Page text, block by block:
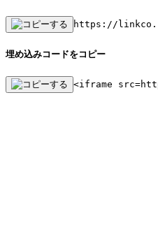
https://
埋め込みコードをコピー
<iframe